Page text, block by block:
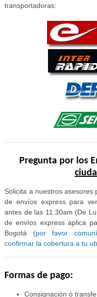
transportadoras:
Pregunta por los
Solicita a nuestros asesores
de envíos express para
antes de las 11:30am (De
de envíos express aplica
Bogotá (por favor
confirmar la cobertura a tu
Formas de pago:
Consignación ó